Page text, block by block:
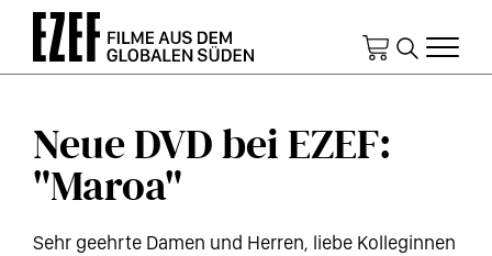
Direkt
Inhalt
Neue DVD bei EZEF:
"Maroa"
Sehr geehrte Damen und Herren, liebe Kolleginnen